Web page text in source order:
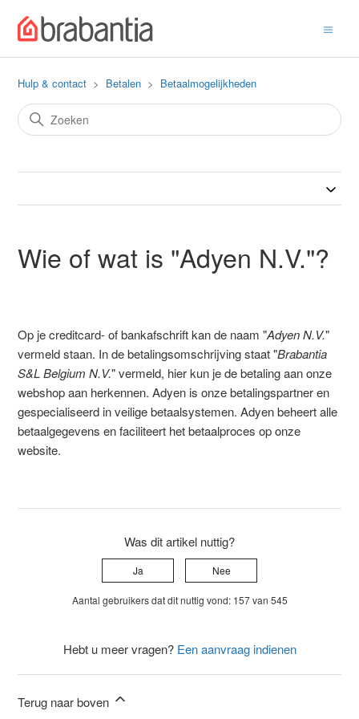
Hulp & contact Betalen Betaalmogelijkheden
Wie of wat is "Adyen N.V."?
Op je creditcard- of bankafschrift kan de naam "Adyen N.V."
vermeld staan. In de betalingsomschrijving staat "Brabantia
S&L Belgium N.V." vermeld, hier kun je de betaling aan onze
webshop aan herkennen. Adyen is onze betalingspartner en
gespecialiseerd in veilige betaalsystemen. Adyen beheert alle
betaalgegevens en faciliteert het betaalproces op onze
website.
Was dit artikel nuttig?
Ja Nee
Aantal gebruikers dat dit nuttig vond: 157 van 545
Hebt u meer vragen? Een aanvraag indienen
Terug naar boven